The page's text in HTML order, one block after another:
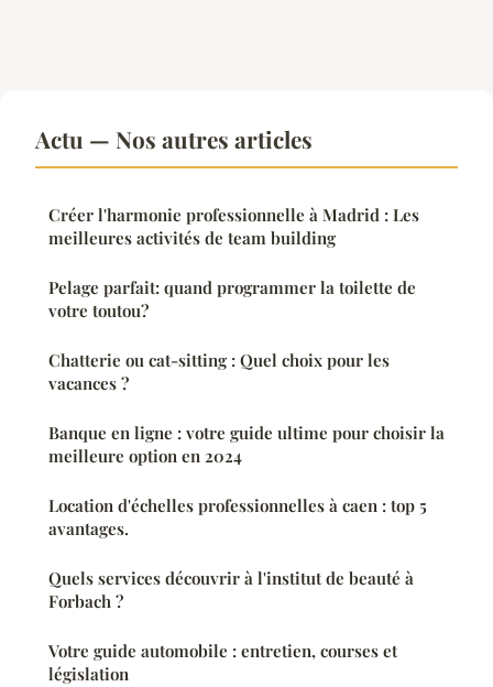
Actu — Nos autres articles
Créer l'harmonie professionnelle à Madrid : Les
meilleures activités de team building
Pelage parfait: quand programmer la toilette de
votre toutou?
Chatterie ou cat-sitting : Quel choix pour les
vacances ?
Banque en ligne : votre guide ultime pour choisir la
meilleure option en 2024
Location d'échelles professionnelles à caen : top 5
avantages.
Quels services découvrir à l'institut de beauté à
Forbach ?
Votre guide automobile : entretien, courses et
législation